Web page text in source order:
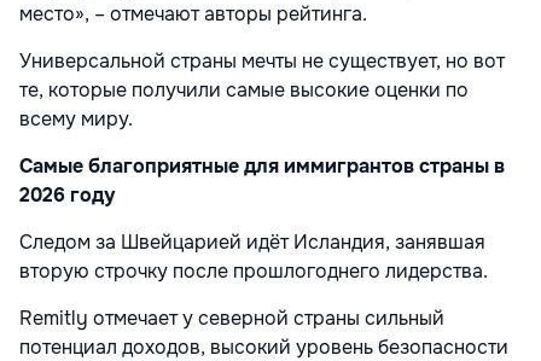
место», – отмечают авторы рейтинга.
Универсальной страны мечты не существует, но вот
те, которые получили самые высокие оценки по
всему миру.
Самые благоприятные для иммигрантов страны в
2026 году
Следом за Швейцарией идёт Исландия, занявшая
вторую строчку после прошлогоднего лидерства.
Remitly отмечает у северной страны сильный
потенциал доходов, высокий уровень безопасности